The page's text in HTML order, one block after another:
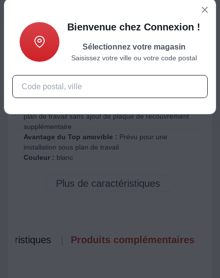
la cuisine et possède sa propre façade.
Façade décorative :
appareil
Compatible plinthe basse ( ou glissière) :
Non, la
sera fixe sur le lave vaisselle
Dimension hors top :
plan de travail sans ajout de plaque de recouvrement
supplémentaire
Avantage du Top amovible : Prévu pour une
installation sous plan de travail
Couleur : blanc
Produits complémentaires
Bienvenue chez Connexion !
Sélectionnez votre magasin
Saisissez votre ville ou votre code postal